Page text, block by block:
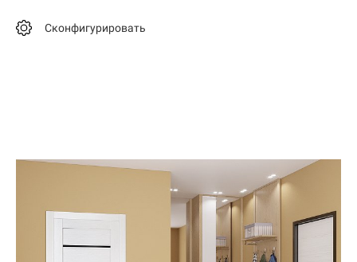
Сконфигурировать